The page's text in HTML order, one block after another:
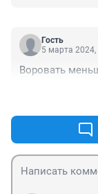
руководят
люди. Если
работать. На
льнотные
будем годами
получают. А мы
Гость
5 марта 2024,
Воровать